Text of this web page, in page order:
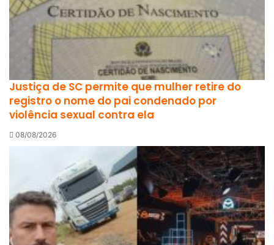
Justiça de SC permite que mulher retire do
registro o nome do pai condenado por
violência sexual contra ela
08/08/2026